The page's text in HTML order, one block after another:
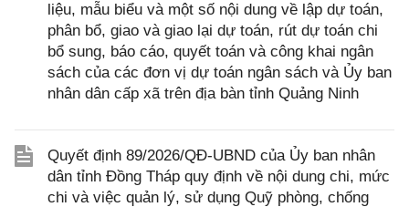
liệu, mẫu biểu và một số nội dung về lập dự toán,
phân bổ, giao và giao lại dự toán, rút dự toán chi
bổ sung, báo cáo, quyết toán và công khai ngân
sách của các đơn vị dự toán ngân sách và Ủy ban
nhân dân cấp xã trên địa bàn tỉnh Quảng Ninh
Quyết định 89/2026/QĐ-UBND của Ủy ban nhân
dân tỉnh Đồng Tháp quy định về nội dung chi, mức
chi và việc quản lý, sử dụng Quỹ phòng, chống